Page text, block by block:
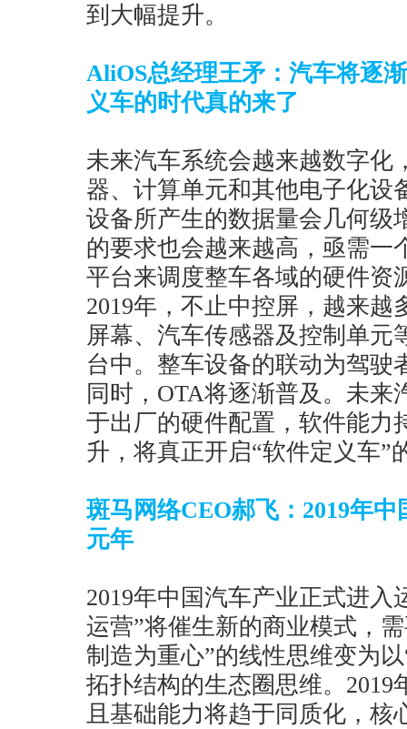
到大幅提升。
AliOS总经理王矛：汽车将逐
义车的时代真的来了
未来汽车系统会越来越数字化
器、计算单元和其他电子化设
设备所产生的数据量会几何级
的要求也会越来越高，亟需一
平台来调度整车各域的硬件资
2019年，不止中控屏，越来越
屏幕、汽车传感器及控制单元
台中。整车设备的联动为驾驶
同时，OTA将逐渐普及。未来
于出厂的硬件配置，软件能力
升，将真正开启“软件定义车”
斑马网络CEO郝飞：2019年
元年
2019年中国汽车产业正式进入
运营”将催生新的商业模式，
制造为重心”的线性思维变为
拓扑结构的生态圈思维。2019
且基础能力将趋于同质化，核